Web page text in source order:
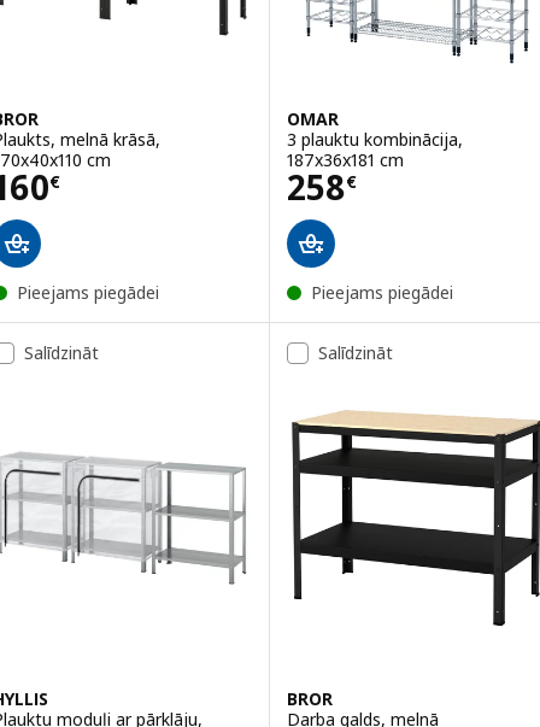
melnā krāsā,
cm
€ 160€
Pieejams piegādei
OMAR
3 plauktu kombinācija,
187x36x181 cm
258€
Cena 258€
Pieejams piegādei
Salīdzināt
moduļi ar pārklāju,
Salīdzināt
BROR
Darba galds, melnā